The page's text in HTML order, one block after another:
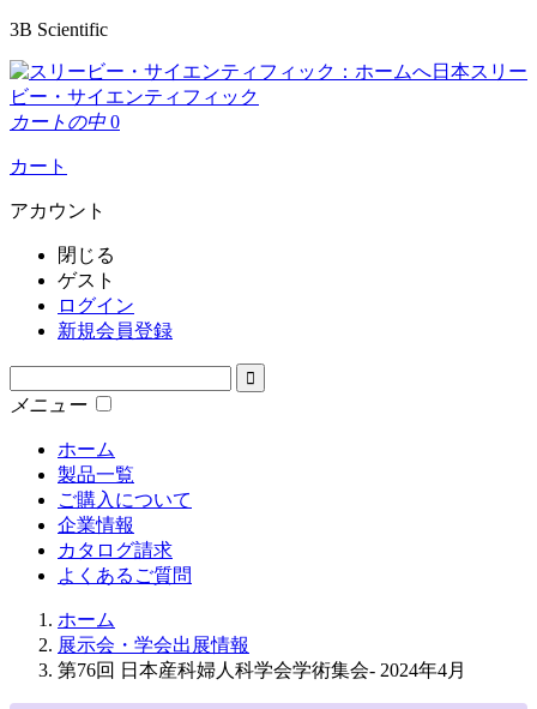
3B Scientific
日本スリー
ビー・サイエンティフィック
カートの中 0
カート
アカウント
閉じる
ゲスト
ログイン
新規会員登録
メニュー
ホーム
製品一覧
ご購入について
企業情報
カタログ請求
よくあるご質問
ホーム
展示会・学会出展情報
第76回 日本産科婦人科学会学術集会- 2024年4月